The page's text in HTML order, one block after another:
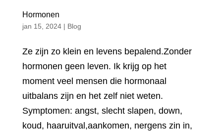
Hormonen
jan 15, 2024| Blog
Ze zijn zo klein en levens bepalend.Zonder
hormonen geen leven. Ik krijg op het
moment veel mensen die hormonaal
uitbalans zijn en het zelf niet weten.
Symptomen: angst, slecht slapen, down,
koud, haaruitval,aankomen, nergens zin in,